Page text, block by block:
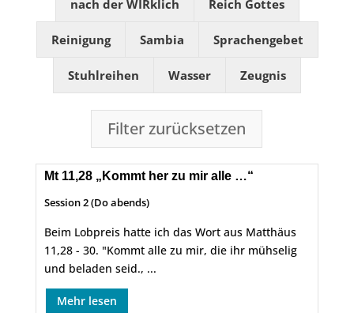
nach der WIRklich Reich Gottes
Reinigung Sambia Sprachengebet
Stuhlreihen Wasser Zeugnis
Filter zurücksetzen
Mt 11,28 „Kommt her zu mir alle …“
Session 2 (Do abends)
Beim Lobpreis hatte ich das Wort aus Matthäus
11,28 - 30. "Kommt alle zu mir, die ihr mühselig
und beladen seid., ...
Mehr lesen